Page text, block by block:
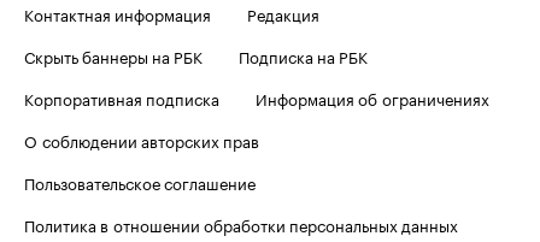
Контактная информация
Редакция
Скрыть баннеры на РБК
Подписка на РБК
Корпоративная подписка
Информация об ограничениях
О соблюдении авторских прав
Пользовательское соглашение
Политика в отношении обработки персональных данных